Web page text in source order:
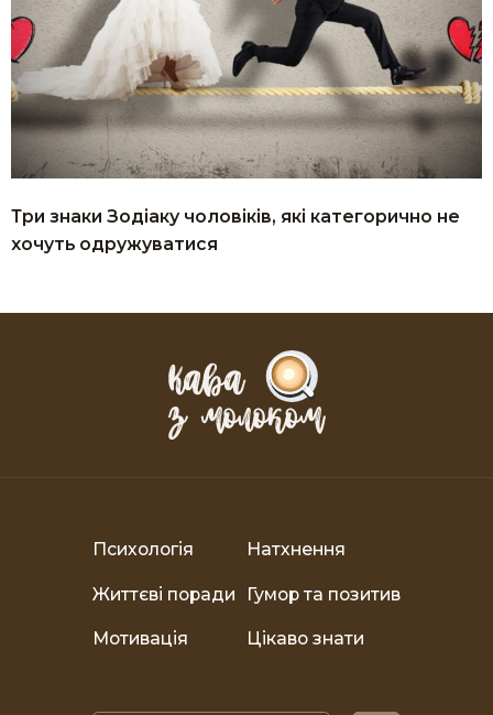
Три знаки Зодіаку чоловіків, які категорично не
хочуть одружуватися
Психологія Натхнення
Життєві поради Гумор та позитив
Мотивація Цікаво знати